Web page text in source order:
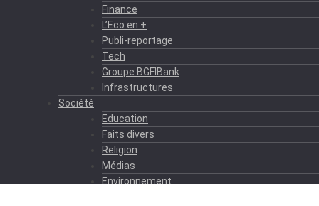
Finance
L’Eco en +
Publi-reportage
Tech
Groupe BGFIBank
Infrastructures
Société
Education
Faits divers
Religion
Médias
Environnement